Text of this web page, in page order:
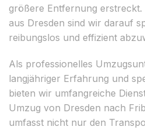
größere Entfernung
aus Dresden sind wir darauf
reibungslos und effizient
Als professionelles
langjähriger Erfahrung und
bieten wir umfangreiche
Umzug von Dresden nach
umfasst nicht nur den